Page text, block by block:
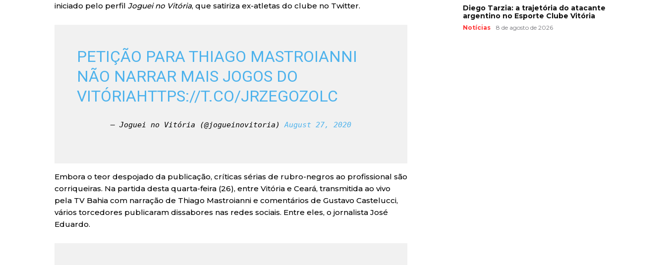
iniciado pelo perfil Joguei no Vitória, que satiriza ex-atletas do clube no Twitter.
PETIÇÃO PARA THIAGO MASTROIANNI
NÃO NARRAR MAIS JOGOS DO
VITÓRIAHTTPS://T.CO/JRZEGOZOLC
— Joguei no Vitória (@jogueinovitoria) August 27, 2020
Embora o teor despojado da publicação, críticas sérias de rubro-negros ao profissional são
corriqueiras. Na partida desta quarta-feira (26), entre Vitória e Ceará, transmitida ao vivo
pela TV Bahia com narração de Thiago Mastroianni e comentários de Gustavo Castelucci,
vários torcedores publicaram dissabores nas redes sociais. Entre eles, o jornalista José
Eduardo.
Diego Tarzia: a trajetória do atacante
argentino no Esporte Clube Vitória
Notícias 8 de agosto de 2026